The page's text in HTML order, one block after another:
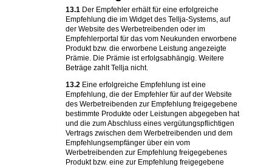
13.1 Der Empfehler erhält für eine erfolgreiche
Empfehlung die im Widget des Tellja-Systems, auf
der Website des Werbetreibenden oder im
Empfehlerportal für das vom Neukunden erworbene
Produkt bzw. die erworbene Leistung angezeigte
Prämie. Die Prämie ist erfolgsabhängig. Weitere
Beträge zahlt Tellja nicht.
13.2 Eine erfolgreiche Empfehlung ist eine
Empfehlung, die der Empfehler für auf der Website
des Werbetreibenden zur Empfehlung freigegebene
bestimmte Produkte oder Leistungen abgegeben hat
und die zum Abschluss eines vergütungspflichtigen
Vertrags zwischen dem Werbetreibenden und dem
Empfehlungsempfänger über ein vom
Werbetreibenden zur Empfehlung freigegebenes
Produkt bzw. eine zur Empfehlung freigegebene